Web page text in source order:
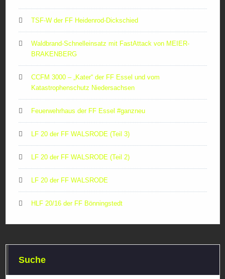
TSF-W der FF Heidenrod-Dickschied
Waldbrand-Schnelleinsatz mit FastAttack von MEIER-
BRAKENBERG
CCFM 3000 – „Kater“ der FF Essel und vom
Katastrophenschutz Niedersachsen
Feuerwehrhaus der FF Essel #ganzneu
LF 20 der FF WALSRODE (Teil 3)
LF 20 der FF WALSRODE (Teil 2)
LF 20 der FF WALSRODE
HLF 20/16 der FF Bönningstedt
Suche